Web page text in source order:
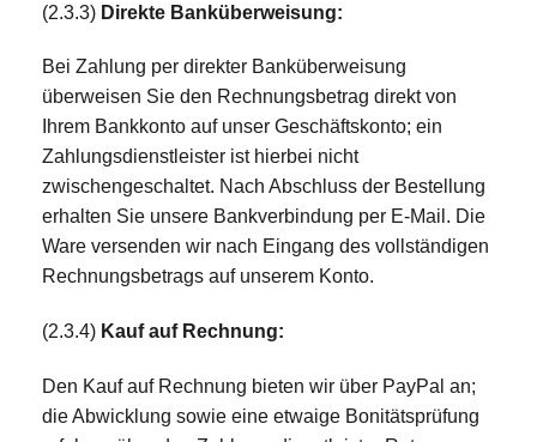
(2.3.3) Direkte Banküberweisung:
Bei Zahlung per direkter Banküberweisung
überweisen Sie den Rechnungsbetrag direkt von
Ihrem Bankkonto auf unser Geschäftskonto; ein
Zahlungsdienstleister ist hierbei nicht
zwischengeschaltet. Nach Abschluss der Bestellung
erhalten Sie unsere Bankverbindung per E-Mail. Die
Ware versenden wir nach Eingang des vollständigen
Rechnungsbetrags auf unserem Konto.
(2.3.4) Kauf auf Rechnung:
Den Kauf auf Rechnung bieten wir über PayPal an;
die Abwicklung sowie eine etwaige Bonitätsprüfung